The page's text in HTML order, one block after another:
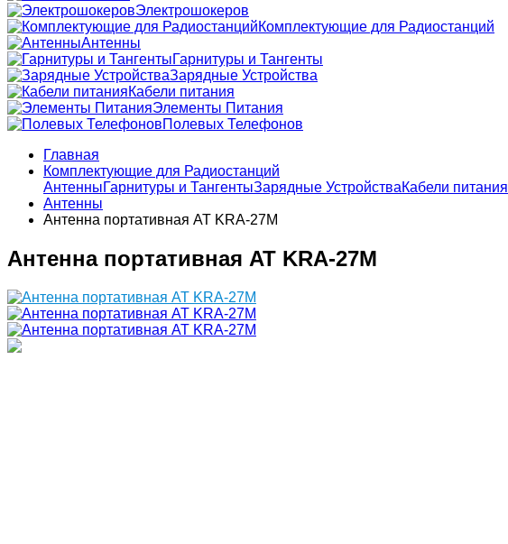
Электрошокеров
Комплектующие для Радиостанций
Антенны
Гарнитуры и Тангенты
Зарядные Устройства
Кабели питания
Элементы Питания
Полевых Телефонов
Главная
Комплектующие для Радиостанций
АнтенныГарнитуры и ТангентыЗарядные УстройстваКабели питания
Антенны
Антенна портативная AT KRA-27M
Антенна портативная AT KRA-27M